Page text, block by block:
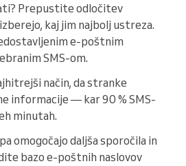
Prepustite odločitev
kaj jim najbolj ustreza.
e-poštnim
SMS-om.
način, da stranke
informacije — kar 90 % SMS-
minutah.
omogočajo daljša sporočila in
bazo e-poštnih naslovov